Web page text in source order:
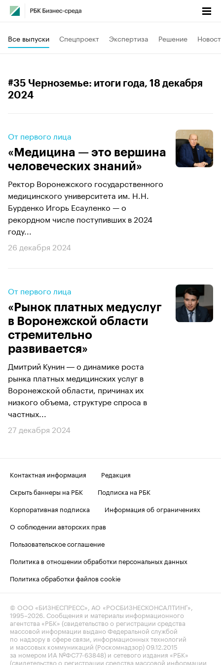
Все выпуски Спецпроект Экспертиза Решение
#35 Черноземье: итоги года, 18 декабря
2024
От первого лица
«Медицина — это вершина
человеческих знаний»
Ректор Воронежского государственного
медицинского университета им. Н.Н.
Бурденко Игорь Есауленко — о
рекордном числе поступивших в 2024
году...
26 декабря 2024
От первого лица
«Рынок платных медуслуг
в Воронежской области
стремительно
развивается»
Дмитрий Кунин ― о динамике роста
рынка платных медицинских услуг в
Воронежской области, причинах их
низкого объема, структуре спроса в
частных...
27 декабря 2024
Контактная информация
Редакция
Скрыть баннеры на РБК
Подписка на РБК
Корпоративная подписка
Информация об ограничениях
О соблюдении авторских прав
Пользовательское соглашение
Политика в отношении обработки персональных данных
Политика обработки файлов cookie
© ООО «БИЗНЕСПРЕСС», АО «РОСБИЗНЕСКОНСАЛТИНГ»,
1995–2026. Сообщения и материалы информационного
агентства «РБК» (свидетельство о регистрации средства
массовой информации выдано Федеральной службой
по надзору в сфере связи, информационных технологий
и массовых коммуникаций (Роскомнадзор) 09.12.2015
за номером ИА №ФС77-63848) и сетевого издания «РБК»
(свидетельство о регистрации средства массовой информации